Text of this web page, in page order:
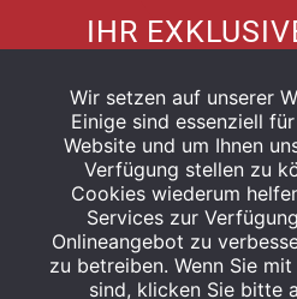
IHR
Nutzen Sie jetzt Ihre
profitieren Sie von Ihren
mehr
Wir setzen auf unserer
Einige sind essenziell
Website und um Ihnen
Verfügung stellen zu
Cookies wiederum
Services zur
Onlineangebot zu
zu betreiben. Wenn Sie
sind, klicken Sie bitte